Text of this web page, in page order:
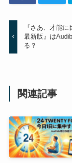
『さあ、才能に
最新版』は
る？
関連記事